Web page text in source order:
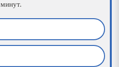
минут.